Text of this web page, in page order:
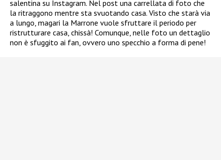
salentina su Instagram. Nel post una carrellata di foto che
la ritraggono mentre sta svuotando casa. Visto che starà via
a lungo, magari la Marrone vuole sfruttare il periodo per
ristrutturare casa, chissà! Comunque, nelle foto un dettaglio
non è sfuggito ai fan, ovvero uno specchio a forma di pene!